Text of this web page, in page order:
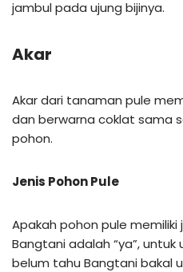
jambul pada ujung bijinya.
Akar
Akar dari tanaman pule
dan berwarna coklat sama
pohon.
Jenis Pohon Pule
Apakah pohon pule memiliki
Bangtani adalah “ya”,
belum tahu Bangtani bakal